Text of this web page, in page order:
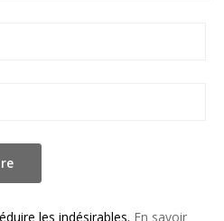
les indésirables. En savoir